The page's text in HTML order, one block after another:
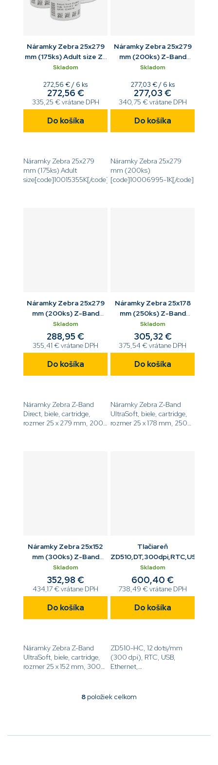
Náramky Zebra 25x279
mm (175ks) Adult size Z-
Band UltraSoft biela
Skladom
335,25 € vrátane DPH
272,56 €
Jednotková
cena:
272,56 € / 6 ks
Do košíka
Náramky Zebra 25x279
mm (175ks) Adult
size[code]10015355K[/code]
Náramky Zebra 25x279
mm (200ks) Z-Band
Direct červená
Skladom
340,75 € vrátane DPH
277,03 €
Jednotková
cena:
277,03 € / 6 ks
Do košíka
Náramky Zebra 25x279
mm (200ks)
[code]10006995-1K[/code]
Náramky Zebra 25x279
mm (200ks) Z-Band
Direct biela
Skladom
355,41 € vrátane DPH
288,95 €
Do košíka
Náramky Zebra Z-Band
Direct, biele, cartridge,
rozmer 25 x 279 mm, 200
Náramky Zebra 25x178
mm (250ks) Z-Band
UltraSoft biela
Skladom
375,54 € vrátane DPH
305,32 €
Do košíka
Náramky Zebra Z-Band
UltraSoft, biele, cartridge,
rozmer 25 x 178 mm, 250
Náramky Zebra 25x152
mm (300ks) Z-Band
UltraSoft biela
Skladom
434,17 € vrátane DPH
352,98 €
Do košíka
Náramky Zebra Z-Band
UltraSoft, biele, cartridge,
rozmer 25 x 152 mm, 300
Tlačiareň
ZD510,DT,300dpi,RTC,USB,ETH
Skladom
738,49 € vrátane DPH
600,40 €
Do košíka
ZD510-HC, 12 dots/mm
(300 dpi), RTC, USB,
Ethernet,
O
d
8položiek celkom